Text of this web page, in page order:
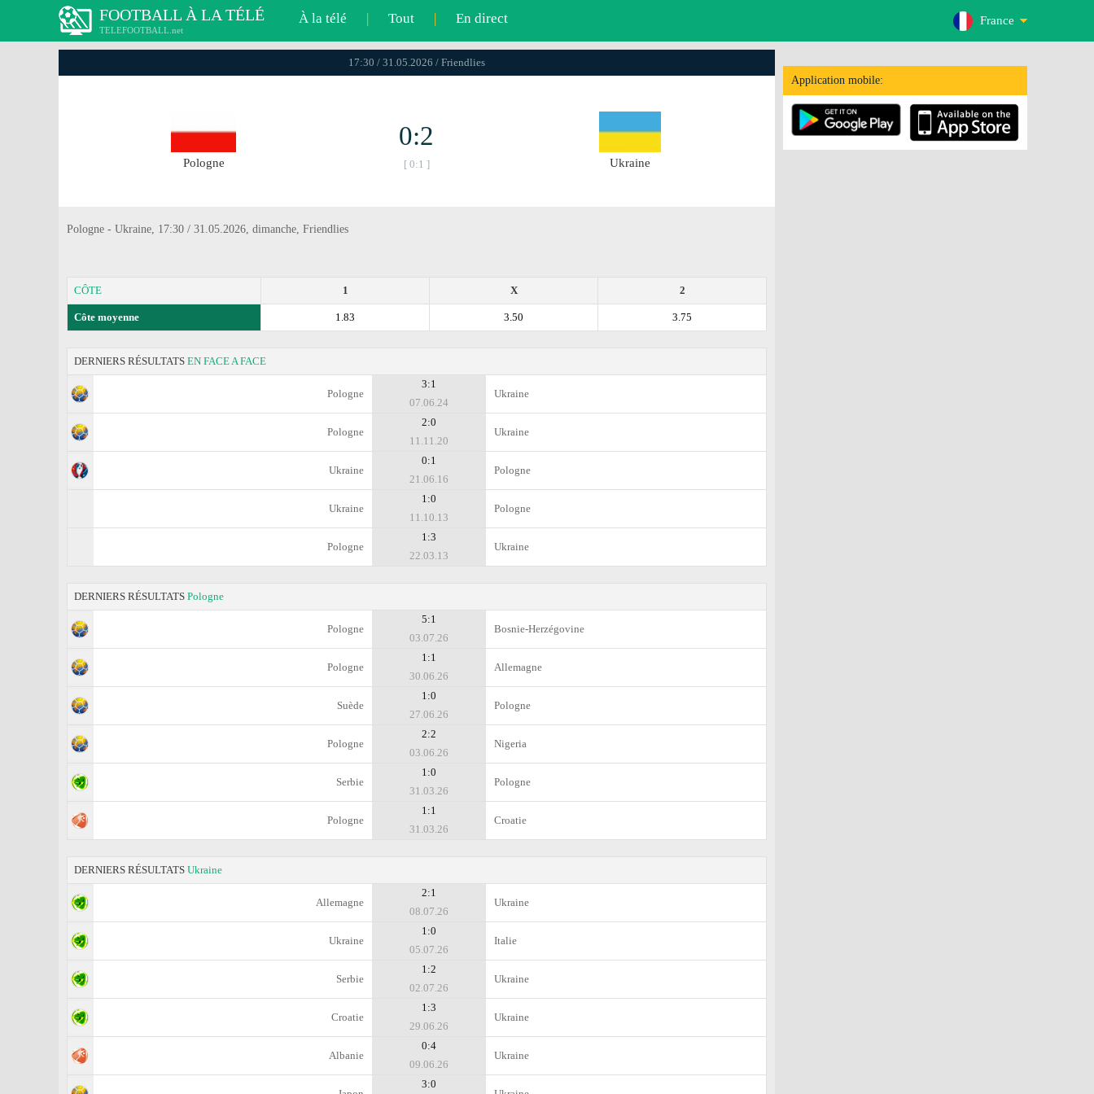
FOOTBALL À LA TÉLÉ
TELEFOOTBALL.net
À la télé | Tout | En direct France
Application mobile:
17:30 / 31.05.2026 / Friendlies
Pologne
0:2
[ 0:1 ] Ukraine
Pologne - Ukraine, 17:30 / 31.05.2026, dimanche, Friendlies
CÔTE 2
X
1
Côte moyenne 3.75
3.50
1.83
DERNIERS RÉSULTATS EN FACE A FACE
Pologne
3:1
07.06.24
Ukraine
Pologne
2:0
11.11.20
Ukraine
Ukraine
0:1
21.06.16
Pologne
Ukraine
1:0
11.10.13
Pologne
Pologne
1:3
22.03.13
Ukraine
DERNIERS RÉSULTATS Pologne
Pologne
5:1
03.07.26
Bosnie-Herzégovine
Pologne
1:1
30.06.26
Allemagne
Suède
1:0
27.06.26
Pologne
Pologne
2:2
03.06.26
Nigeria
Serbie
1:0
31.03.26
Pologne
Pologne
1:1
31.03.26
Croatie
DERNIERS RÉSULTATS Ukraine
Allemagne
2:1
08.07.26
Ukraine
Ukraine
1:0
05.07.26
Italie
Serbie
1:2
02.07.26
Ukraine
Croatie
1:3
29.06.26
Ukraine
Albanie
0:4
09.06.26
Ukraine
3:0